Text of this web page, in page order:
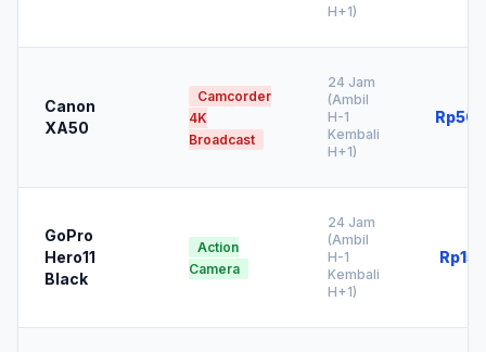
H+1)
Canon
XA50
Camcorder
4K
Broadcast
24 Jam
(Ambil
H-1
Kembali
H+1)
GoPro
Hero11
Black
Action
Camera
24 Jam
(Ambil
H-1
Kembali
H+1)